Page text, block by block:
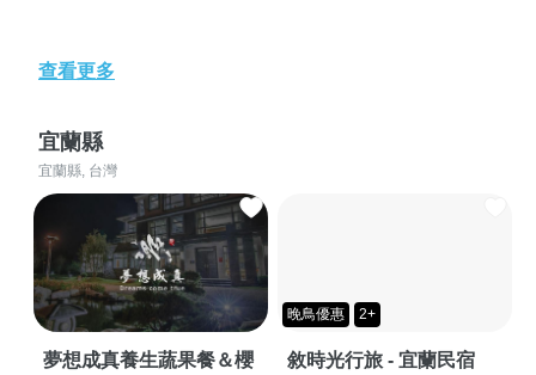
查看更多
宜蘭縣
宜蘭縣, 台灣
夢想成真養生蔬果餐＆櫻
晚鳥優惠 2+
敘時光行旅 - 宜蘭民宿